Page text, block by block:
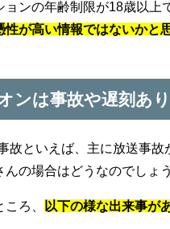
ョンの年齢制限が18歳以上
性が高い情報ではないかと
ンは事故や遅刻あり
故といえば、主に放送事故
んの場合はどうなのでしょ
ろ、 以下の様な出来事が